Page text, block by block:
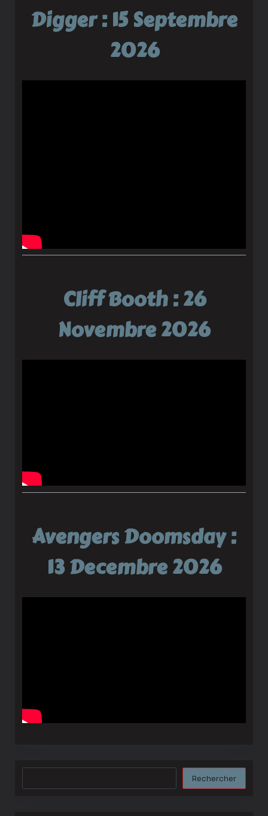
Digger : 15 Septembre
2026
Cliff Booth : 26
Novembre 2026
Avengers Doomsday :
13 Decembre 2026
Rechercher